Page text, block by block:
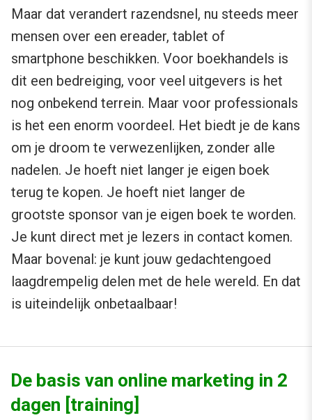
Maar dat verandert razendsnel, nu steeds meer
mensen over een ereader, tablet of
smartphone beschikken. Voor boekhandels is
dit een bedreiging, voor veel uitgevers is het
nog onbekend terrein. Maar voor professionals
is het een enorm voordeel. Het biedt je de kans
om je droom te verwezenlijken, zonder alle
nadelen. Je hoeft niet langer je eigen boek
terug te kopen. Je hoeft niet langer de
grootste sponsor van je eigen boek te worden.
Je kunt direct met je lezers in contact komen.
Maar bovenal: je kunt jouw gedachtengoed
laagdrempelig delen met de hele wereld. En dat
is uiteindelijk onbetaalbaar!
De basis van online marketing in 2
dagen [training]